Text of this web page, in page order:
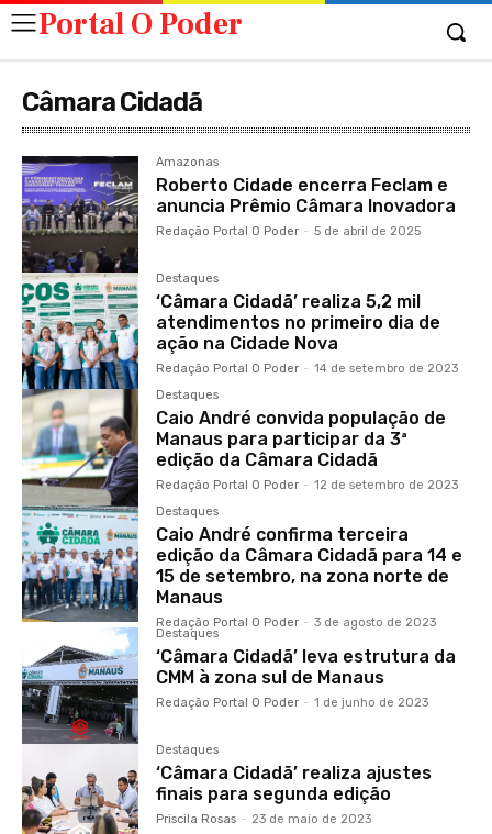
Portal O Poder
Câmara Cidadã
Amazonas
Roberto Cidade encerra Feclam e
anuncia Prêmio Câmara Inovadora
Redação Portal O Poder - 5 de abril de 2025
Destaques
‘Câmara Cidadã’ realiza 5,2 mil
atendimentos no primeiro dia de
ação na Cidade Nova
Redação Portal O Poder - 14 de setembro de 2023
Destaques
Caio André convida população de
Manaus para participar da 3ª
edição da Câmara Cidadã
Redação Portal O Poder - 12 de setembro de 2023
Destaques
Caio André confirma terceira
edição da Câmara Cidadã para 14 e
15 de setembro, na zona norte de
Manaus
Redação Portal O Poder - 3 de agosto de 2023
Destaques
‘Câmara Cidadã’ leva estrutura da
CMM à zona sul de Manaus
Redação Portal O Poder - 1 de junho de 2023
Destaques
‘Câmara Cidadã’ realiza ajustes
finais para segunda edição
Priscila Rosas - 23 de maio de 2023